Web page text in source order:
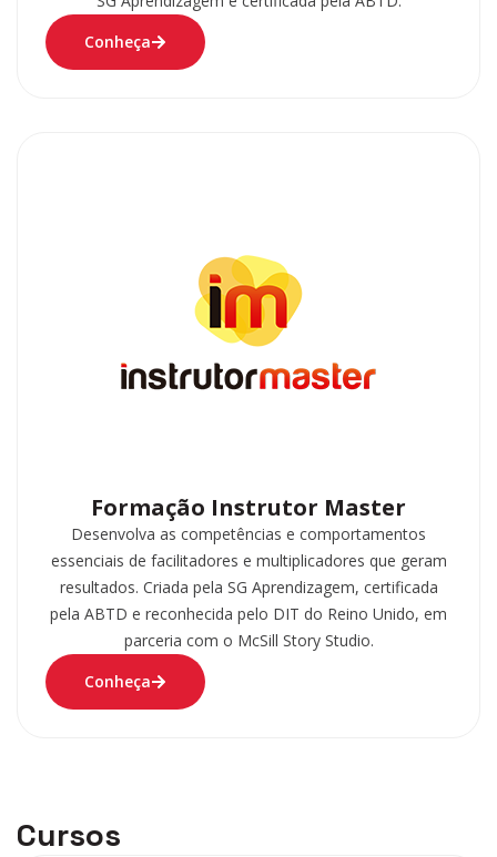
Conheça
Formação Instrutor Master
Desenvolva as competências e comportamentos
essenciais de facilitadores e multiplicadores que geram
resultados. Criada pela SG Aprendizagem, certificada
pela ABTD e reconhecida pelo DIT do Reino Unido, em
parceria com o McSill Story Studio.
Conheça
Cursos